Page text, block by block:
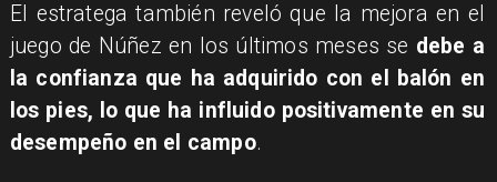
El estratega también reveló que la mejora en el
juego de Núñez en los últimos meses se debe a
la confianza que ha adquirido con el balón en
los pies, lo que ha influido positivamente en su
desempeño en el campo.